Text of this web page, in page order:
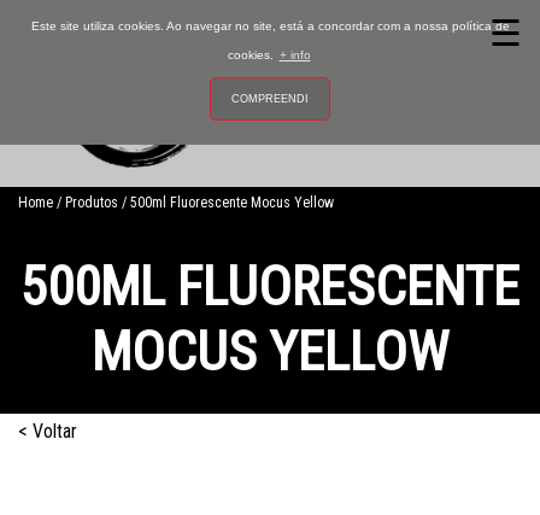
Este site utiliza cookies. Ao navegar no site, está a concordar com a nossa política de
cookies. + info
COMPREENDI
Ativador
☰
Home Produtos 500ml Fluorescente Mocus Yellow
500ML FLUORESCENTE
MOCUS YELLOW
< Voltar